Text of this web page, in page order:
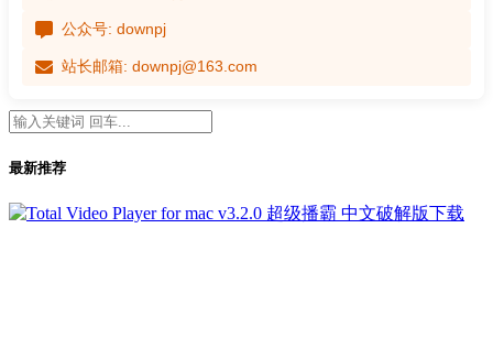
公众号: downpj
站长邮箱: downpj@163.com
最新推荐